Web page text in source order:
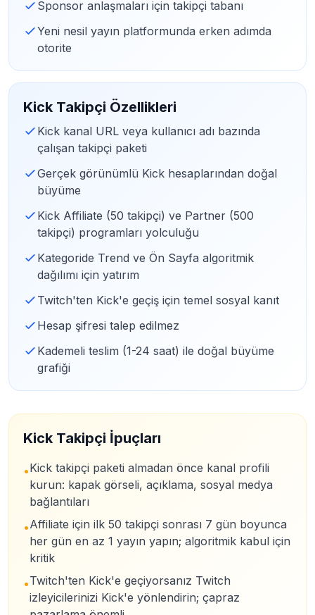
Sponsor anlaşmaları için takipçi tabanı
Yeni nesil yayın platformunda erken adımda
otorite
Kick Takipçi Özellikleri
Kick kanal URL veya kullanıcı adı bazında
çalışan takipçi paketi
Gerçek görünümlü Kick hesaplarından doğal
büyüme
Kick Affiliate (50 takipçi) ve Partner (500
takipçi) programları yolculuğu
Kategoride Trend ve Ön Sayfa algoritmik
dağılımı için yatırım
Twitch'ten Kick'e geçiş için temel sosyal kanıt
Hesap şifresi talep edilmez
Kademeli teslim (1-24 saat) ile doğal büyüme
grafiği
Kick Takipçi İpuçları
•Kick takipçi paketi almadan önce kanal profili
kurun: kapak görseli, açıklama, sosyal medya
bağlantıları
•Affiliate için ilk 50 takipçi sonrası 7 gün boyunca
her gün en az 1 yayın yapın; algoritmik kabul için
kritik
•Twitch'ten Kick'e geçiyorsanız Twitch
izleyicilerinizi Kick'e yönlendirin; çapraz